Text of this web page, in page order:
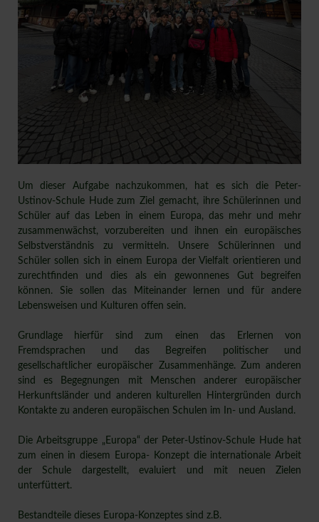
Um dieser Aufgabe nachzukommen, hat es sich die Peter-
Ustinov-Schule Hude zum Ziel gemacht, ihre Schülerinnen und
Schüler auf das Leben in einem Europa, das mehr und mehr
zusammenwächst, vorzubereiten und ihnen ein europäisches
Selbstverständnis zu vermitteln. Unsere Schülerinnen und
Schüler sollen sich in einem Europa der Vielfalt orientieren und
zurechtfinden und dies als ein gewonnenes Gut begreifen
können. Sie sollen das Miteinander lernen und für andere
Lebensweisen und Kulturen offen sein.
Grundlage hierfür sind zum einen das Erlernen von
Fremdsprachen und das Begreifen politischer und
gesellschaftlicher europäischer Zusammenhänge. Zum anderen
sind es Begegnungen mit Menschen anderer europäischer
Herkunftsländer und anderen kulturellen Hintergründen durch
Kontakte zu anderen europäischen Schulen im In- und Ausland.
Die Arbeitsgruppe „Europa“ der Peter-Ustinov-Schule Hude hat
zum einen in diesem Europa- Konzept die internationale Arbeit
der Schule dargestellt, evaluiert und mit neuen Zielen
unterfüttert.
Bestandteile dieses Europa-Konzeptes sind z.B.